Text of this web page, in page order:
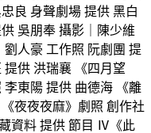
良 身聲劇場 提供 黑白
吳朋奉 攝影｜陳少維
人豪 工作照 阮劇團 提
供 洪瑞襄 《四月望
東陽 提供 曲德海 《離
夜夜夜麻》劇照 創作社
資料 提供 節目 Ⅳ《此